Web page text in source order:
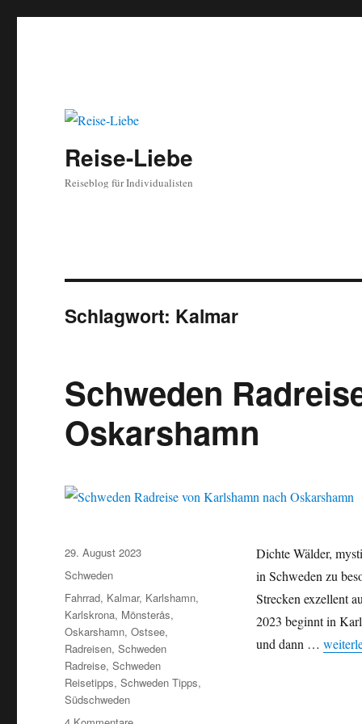
Reise-Liebe
Reiseblog für Individualisten
Schlagwort: Kalmar
Schweden
Oskarshamn
Dichte Wälder,
in Schweden zu
Strecken exzellent
2023 beginnt in
und dann …
Veröffentlicht
am
29. August 2023
Kategorien
Schweden
Schlagwörter
Fahrrad, Kalmar, Karlshamn,
Karlskrona, Mönsterås,
Oskarshamn,Ostsee,
Radreisen,Schweden
Radreise,Schweden
Reisetipps,Schweden Tipps,
Südschweden